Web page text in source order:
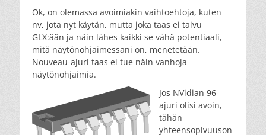
Ok, on olemassa avoimiakin vaihtoehtoja, kuten
nv, jota nyt käytän, mutta joka taas ei taivu
GLX:ään ja näin lähes kaikki se vähä potentiaali,
mitä näytönohjaimessani on, menetetään.
Nouveau-ajuri taas ei tue näin vanhoja
näytönohjaimia.
Jos NVidian 96-
ajuri olisi avoin,
tähän
yhteensopivuuson